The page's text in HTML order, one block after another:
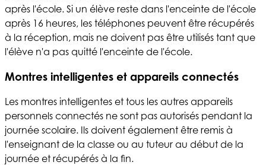
après l'école. Si un élève reste dans l'enceinte de l'école
après 16 heures, les téléphones peuvent être récupérés
à la réception, mais ne doivent pas être utilisés tant que
l'élève n'a pas quitté l'enceinte de l'école.
Montres intelligentes et appareils connectés
Les montres intelligentes et tous les autres appareils
personnels connectés ne sont pas autorisés pendant la
journée scolaire. Ils doivent également être remis à
l'enseignant de la classe ou au tuteur au début de la
journée et récupérés à la fin.